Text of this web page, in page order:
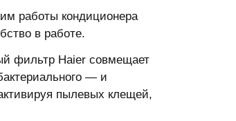
работы кондиционера
в работе.
фильтр Haier совмещает
— и
пылевых клещей,